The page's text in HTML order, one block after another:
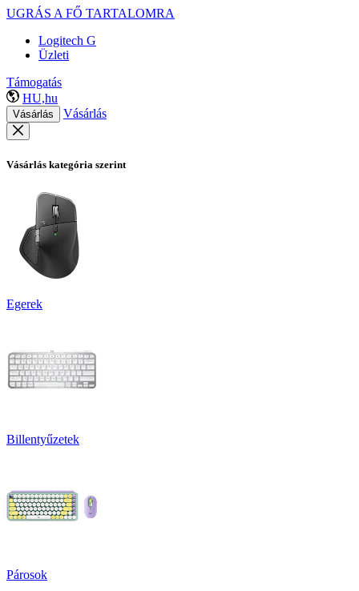
UGRÁS A FŐ TARTALOMRA
Logitech G
Üzleti
Támogatás
HU,hu
Vásárlás Vásárlás
Vásárlás kategória szerint
Egerek
Billentyűzetek
Párosok